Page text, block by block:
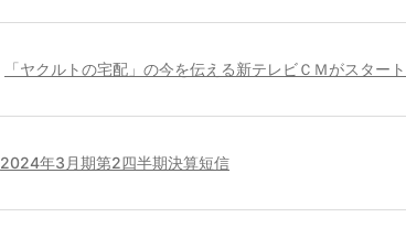
「ヤクルトの宅配」の今を伝える新テレビＣＭがスタート
2024年3月期第2四半期決算短信